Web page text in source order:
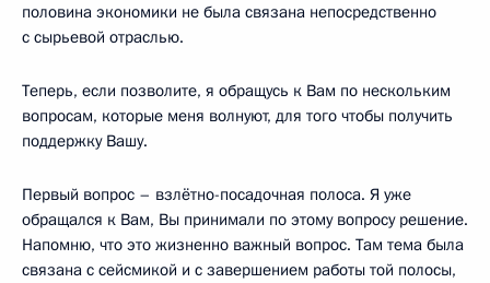
половина экономики не была связана непосредственно
с сырьевой отраслью.
Теперь, если позволите, я обращусь к Вам по нескольким
вопросам, которые меня волнуют, для того чтобы получить
поддержку Вашу.
Первый вопрос – взлётно-посадочная полоса. Я уже
обращался к Вам, Вы принимали по этому вопросу решение.
Напомню, что это жизненно важный вопрос. Там тема была
связана с сейсмикой и с завершением работы той полосы,